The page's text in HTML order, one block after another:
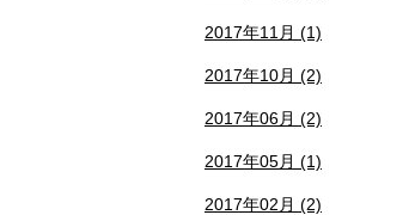
2017年11月 (1)
2017年10月 (2)
2017年06月 (2)
2017年05月 (1)
2017年02月 (2)